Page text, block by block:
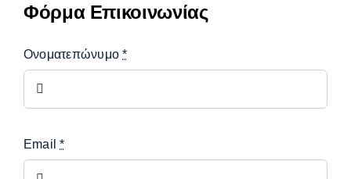
Φόρμα Επικοινωνίας
Ονοματεπώνυμο*
Email*